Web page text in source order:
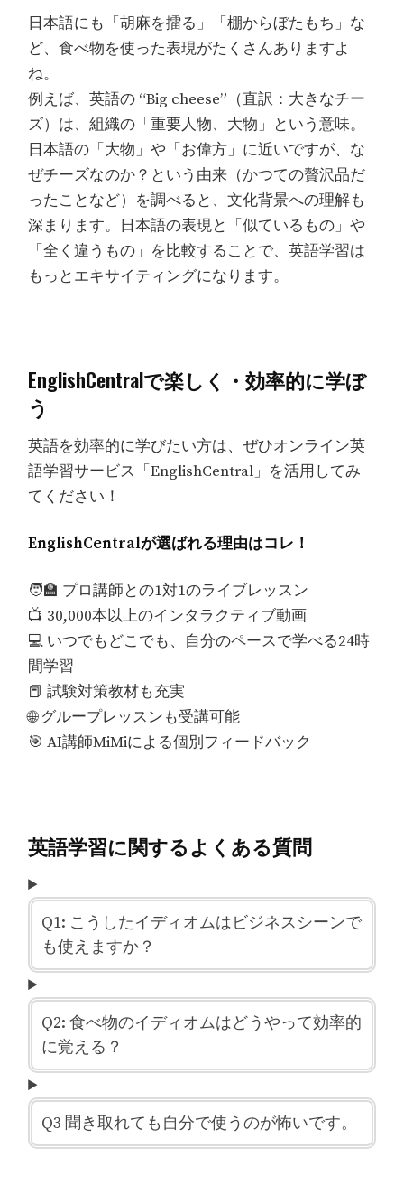
日本語にも「胡麻を擂る」「棚からぼたもち」な
ど、食べ物を使った表現がたくさんありますよ
ね。
例えば、英語の “Big cheese”（直訳：大きなチー
ズ）は、組織の「重要人物、大物」という意味。
日本語の「大物」や「お偉方」に近いですが、な
ぜチーズなのか？という由来（かつての贅沢品だ
ったことなど）を調べると、文化背景への理解も
深まります。日本語の表現と「似ているもの」や
「全く違うもの」を比較することで、英語学習は
もっとエキサイティングになります。
EnglishCentralで楽しく・効率的に学ぼ
う
英語を効率的に学びたい方は、ぜひオンライン英
語学習サービス「EnglishCentral」を活用してみ
てください！
EnglishCentralが選ばれる理由はコレ！
🧑‍🏫 プロ講師との1対1のライブレッスン
📺 30,000本以上のインタラクティブ動画
💻 いつでもどこでも、自分のペースで学べる24時
間学習
📕 試験対策教材も充実
🌐 グループレッスンも受講可能
🎯 AI講師MiMiによる個別フィードバック
英語学習に関するよくある質問
Q1: こうしたイディオムはビジネスシーンで
も使えますか？
Q2: 食べ物のイディオムはどうやって効率的
に覚える？
Q3 聞き取れても自分で使うのが怖いです。